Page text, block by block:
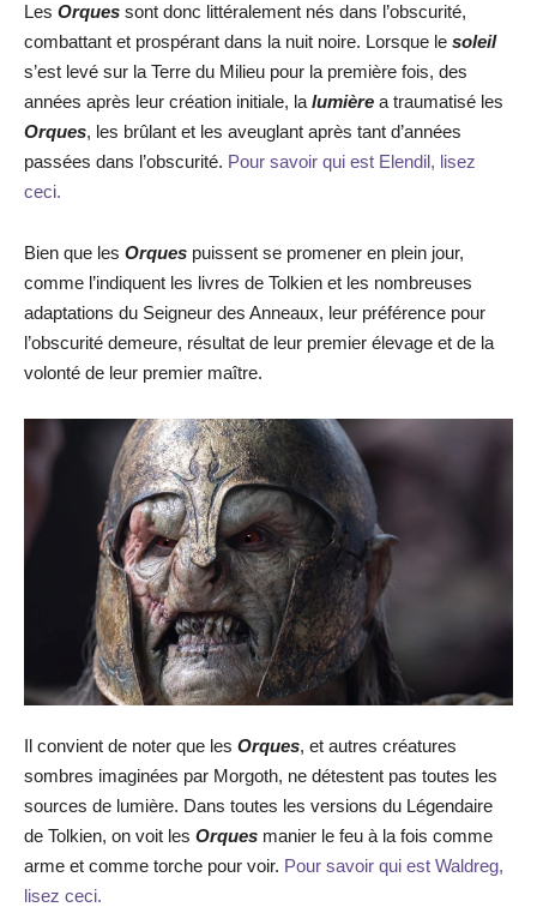
Les Orques sont donc littéralement nés dans l’obscurité,
combattant et prospérant dans la nuit noire. Lorsque le soleil
s’est levé sur la Terre du Milieu pour la première fois, des
années après leur création initiale, la lumière a traumatisé les
Orques, les brûlant et les aveuglant après tant d’années
passées dans l’obscurité. Pour savoir qui est Elendil, lisez
ceci.
Bien que les Orques puissent se promener en plein jour,
comme l’indiquent les livres de Tolkien et les nombreuses
adaptations du Seigneur des Anneaux, leur préférence pour
l’obscurité demeure, résultat de leur premier élevage et de la
volonté de leur premier maître.
Il convient de noter que les Orques, et autres créatures
sombres imaginées par Morgoth, ne détestent pas toutes les
sources de lumière. Dans toutes les versions du Légendaire
de Tolkien, on voit les Orques manier le feu à la fois comme
arme et comme torche pour voir. Pour savoir qui est Waldreg,
lisez ceci.